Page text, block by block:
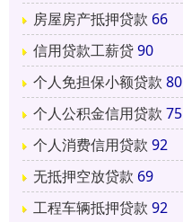
房屋房产抵押贷款 66
信用贷款工薪贷90
个人免担保小额贷款 80
个人公积金信用贷款 75
个人消费信用贷款 92
无抵押空放贷款 69
工程车辆抵押贷款 92